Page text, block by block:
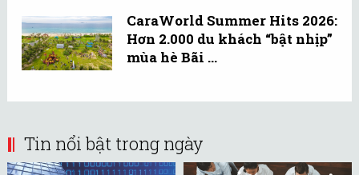
CaraWorld Summer Hits 2026:
Hơn 2.000 du khách “bật nhịp”
mùa hè Bãi ...
Tin nổi bật trong ngày